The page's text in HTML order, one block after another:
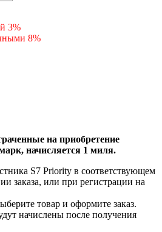
3%
8%
на приобретение
начисляется 1 миля.
S7 Priority в соответствующем
заказа, или при регистрации на
товар и оформите заказ.
начислены после получения